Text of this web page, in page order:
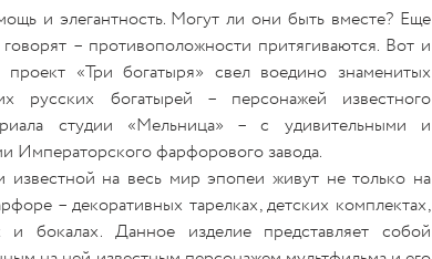
и элегантность. Могут ли они быть вместе? Еще
– противоположности притягиваются. Вот и
«Три богатыря» свел воедино знаменитых
русских богатырей – персонажей известного
студии «Мельница» – с удивительными и
Императорского фарфорового завода.
известной на весь мир эпопеи живут не только на
– декоративных тарелках, детских комплектах,
и бокалах. Данное изделие представляет собой